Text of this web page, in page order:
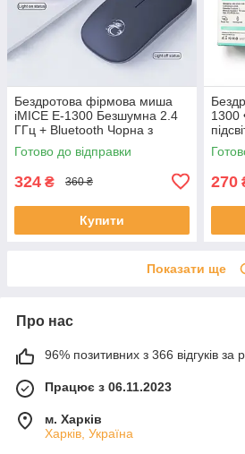
Бездротова фірмова миша
iMICE Е-1300 Безшумна 2.4
ГГц + Bluetooth Чорна з
підсвіткою 2,4G
Готово до відправки
324 ₴ 360 ₴
Купити
1300
270
Показати ще
Про нас
96% позитивних з 366 відгуків за
Працює з 06.11.2023
м. Харків
Харків, Україна